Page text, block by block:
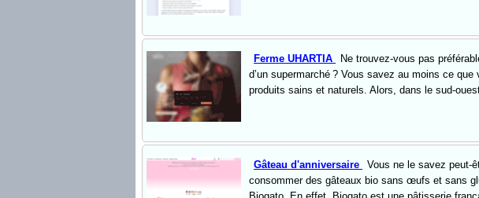
Ferme UHARTIA
Ne trouvez-vous pas
d’un supermarché ? Vous savez au moins ce
produits sains et naturels. Alors, dans le sud-
Gâteau d'anniversaire
Vous ne le savez peut-
consommer des gâteaux bio sans œufs et sans